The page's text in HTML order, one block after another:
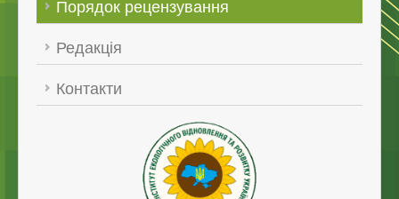
Порядок рецензування
Редакція
Контакти